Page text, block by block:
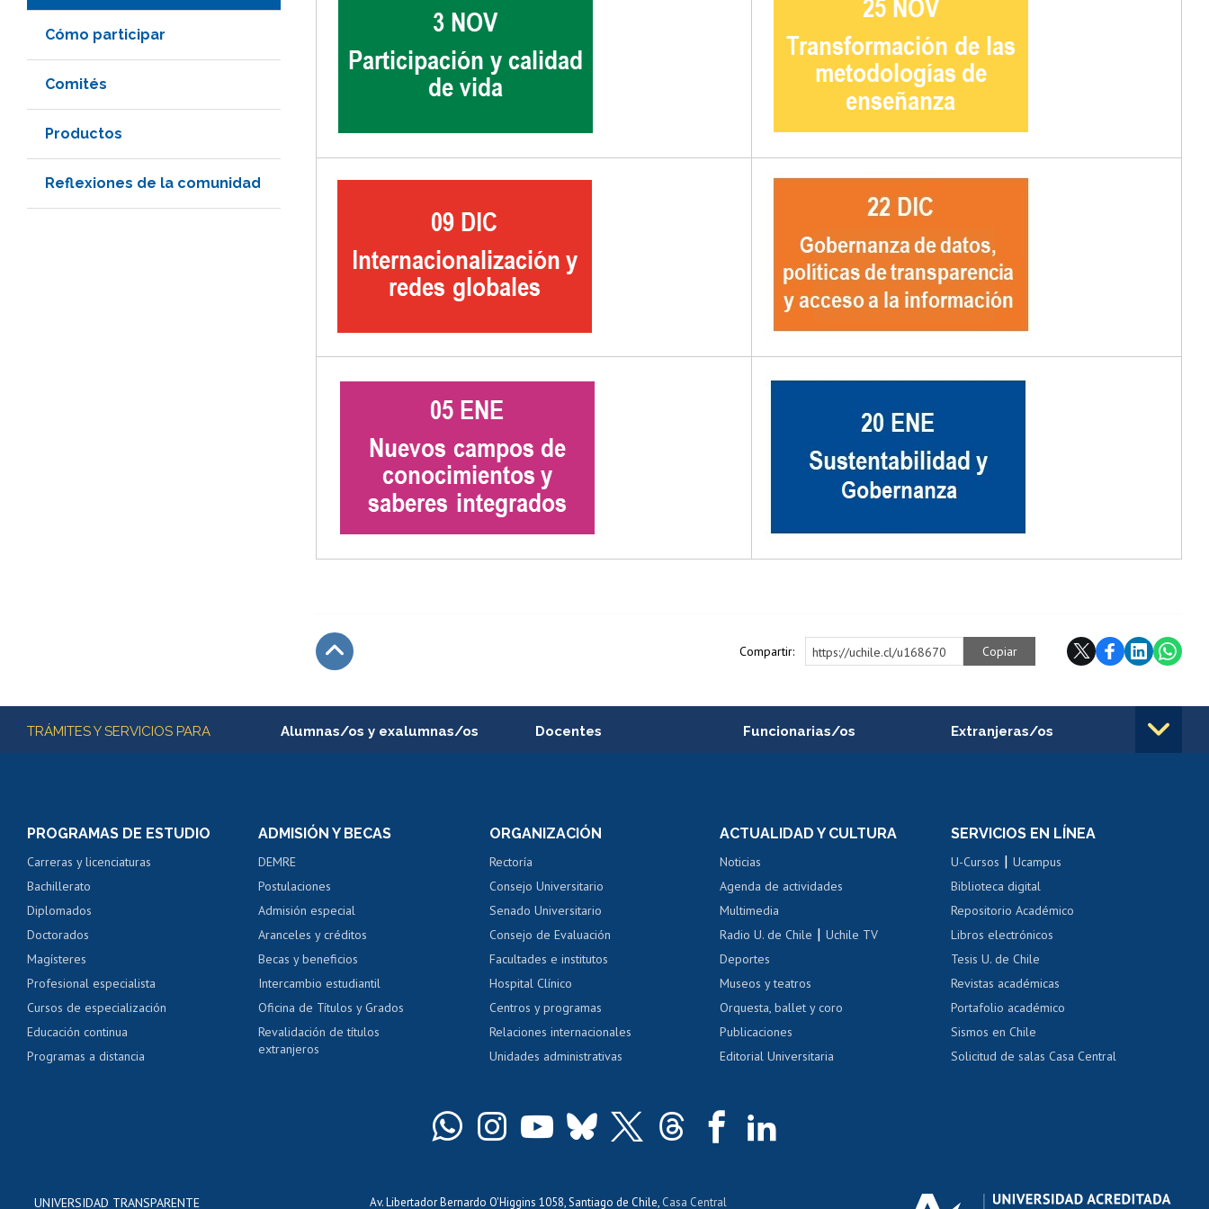
Cómo participar
Comités
Productos
Reflexiones de la comunidad
Compartir: https://uchile.cl/u168670 Copiar
Más información
TRÁMITES Y SERVICIOS PARA Alumnas/os y exalumnas/os
Consulta y certificado de notas
Servicio médico y dental
Pago de arancel y crédito alumnos
Pago de arancel y crédito exalumnos
Certificado de títulos y grados
Docentes
Perfeccionamiento
Evaluación docente
Calificación académica
Postulación al AUCAI
Funcionarias/os
Portal de movilidad interna
Certificado de renta
Certificado de renta
Gestión de correo uchile
Extranjeras/os
Movilidad Estudiantil
Cursos de español
Acoso laboral, sexual y violencia
PROGRAMAS DE ESTUDIO
Carreras y licenciaturas
Bachillerato
Diplomados
Doctorados
Magísteres
Profesional especialista
Cursos de especialización
Educación continua
Programas a distancia
ADMISIÓN Y BECAS
DEMRE
Postulaciones
Admisión especial
Aranceles y créditos
Becas y beneficios
Intercambio estudiantil
Oficina de Títulos y Grados
Revalidación de títulos
extranjeros
ORGANIZACIÓN
Rectoría
Consejo Universitario
Senado Universitario
Consejo de Evaluación
Facultades e institutos
Hospital Clínico
Centros y programas
Relaciones internacionales
Unidades administrativas
ACTUALIDAD Y CULTURA
Noticias
Agenda de actividades
Multimedia
Radio U. de Chile |Uchile TV
Deportes
Museos y teatros
Orquesta, ballet y coro
Publicaciones
Editorial Universitaria
SERVICIOS EN LÍNEA
U-Cursos |Ucampus
Biblioteca digital
Repositorio Académico
Libros electrónicos
Tesis U. de Chile
Revistas académicas
Portafolio académico
Sismos en Chile
Solicitud de salas Casa Central
UNIVERSIDAD TRANSPARENTE Av. Libertador Bernardo O'Higgins 1058, Santiago de Chile, Casa Central